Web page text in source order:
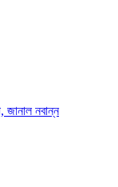
জানাল নবান্ন